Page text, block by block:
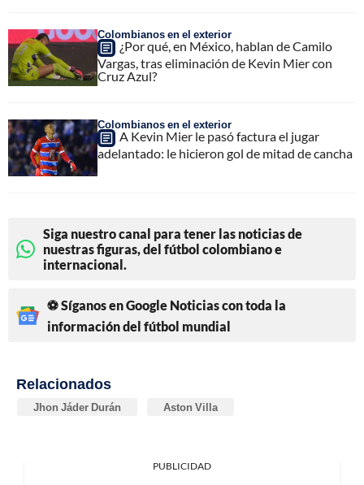
Colombianos en el exterior
¿Por qué, en México, hablan de Camilo
Vargas, tras eliminación de Kevin Mier con
Cruz Azul?
Colombianos en el exterior
A Kevin Mier le pasó factura el jugar
adelantado: le hicieron gol de mitad de cancha
Siga nuestro canal para tener las noticias de
nuestras figuras, del fútbol colombiano e
internacional.
⚽ Síganos en Google Noticias con toda la
información del fútbol mundial
Relacionados
Jhon Jáder Durán Aston Villa
PUBLICIDAD